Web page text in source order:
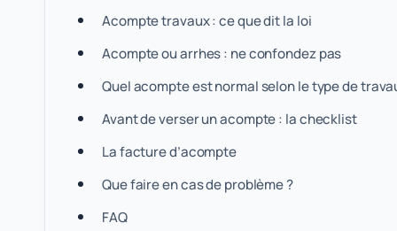
Acompte travaux : ce que dit la loi
Acompte ou arrhes : ne confondez pas
Quel acompte est normal selon le type de
Avant de verser un acompte : la checklist
La facture d’acompte
Que faire en cas de problème ?
FAQ